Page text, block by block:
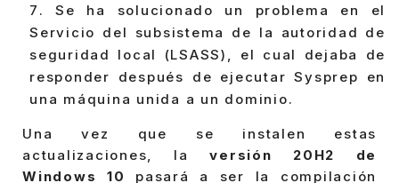
Se ha solucionado un problema en el
Servicio del subsistema de la autoridad de
seguridad local (LSASS), el cual dejaba de
responder después de ejecutar Sysprep en
una máquina unida a un dominio.
Una vez que se instalen estas
actualizaciones, la
versión 20H2 de
Windows 10
pasará a ser la compilación